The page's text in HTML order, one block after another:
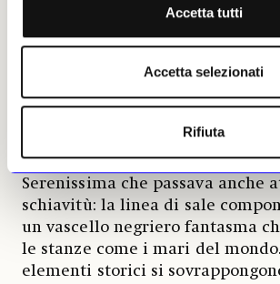
Accetta tutti
Accetta selezionati
Rifiuta
Lo stesso intreccio si respira
superiore di Punta della Dogana,
tracce di sale poste da Nazareth
contenute tra le mura in
legate al dominio commerciale
Serenissima che passava anche
schiavitù: la linea di sale
un vascello negriero fantasma
le stanze come i mari del
elementi storici si